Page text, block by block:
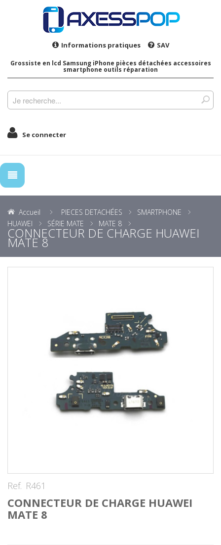
Informations pratiques SAV
Grossiste en lcd Samsung iPhone pièces détachées accessoires
smartphone outils réparation
Se connecter
Accueil PIECES DETACHÉES
SMARTPHONE
HUAWEI
SÉRIE MATE MATE 8
CONNECTEUR DE CHARGE HUAWEI
MATE 8
Ref. R461
CONNECTEUR DE CHARGE HUAWEI
MATE 8